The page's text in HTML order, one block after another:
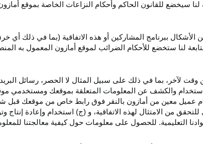
لنا سيخضع للقانون الحاكم وأحكام النزاعات الخاصة بموقع
ببرنامج المشاركين أو هذه الاتفاقية (بما في ذلك أي
لنا ستخضع للأحكام الضرائب لموقع أمازون المعمول به
لآخر، بما في ذلك على سبيل المثال لا الحصر، رسائل البريد
والكشف عن المعلومات المتعلقة بموقعك ومستخدمي
عميل معين من أمازون بالنقر فوق رابط خاص من موقعك
من الامتثال لهذه الاتفاقية، و (ج) استخدام وإعادة
التعليمية. للحصول على معلومات حول كيفية معالجتنا